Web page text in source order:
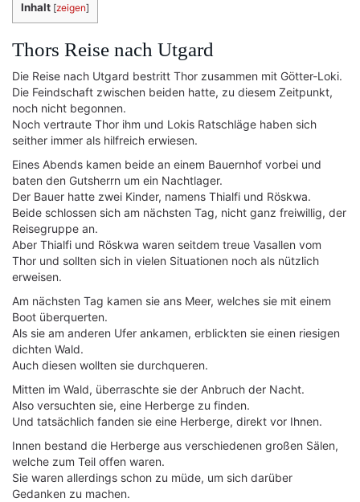
Inhalt [zeigen]
Thors Reise nach Utgard
Die Reise nach Utgard bestritt Thor zusammen mit Götter-Loki.
Die Feindschaft zwischen beiden hatte, zu diesem Zeitpunkt,
noch nicht begonnen.
Noch vertraute Thor ihm und Lokis Ratschläge haben sich
seither immer als hilfreich erwiesen.
Eines Abends kamen beide an einem Bauernhof vorbei und
baten den Gutsherrn um ein Nachtlager.
Der Bauer hatte zwei Kinder, namens Thialfi und Röskwa.
Beide schlossen sich am nächsten Tag, nicht ganz freiwillig, der
Reisegruppe an.
Aber Thialfi und Röskwa waren seitdem treue Vasallen vom
Thor und sollten sich in vielen Situationen noch als nützlich
erweisen.
Am nächsten Tag kamen sie ans Meer, welches sie mit einem
Boot überquerten.
Als sie am anderen Ufer ankamen, erblickten sie einen riesigen
dichten Wald.
Auch diesen wollten sie durchqueren.
Mitten im Wald, überraschte sie der Anbruch der Nacht.
Also versuchten sie, eine Herberge zu finden.
Und tatsächlich fanden sie eine Herberge, direkt vor Ihnen.
Innen bestand die Herberge aus verschiedenen großen Sälen,
welche zum Teil offen waren.
Sie waren allerdings schon zu müde, um sich darüber
Gedanken zu machen.